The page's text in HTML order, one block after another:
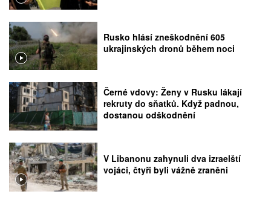
Rusko hlásí zneškodnění 605
ukrajinských dronů během noci
Černé vdovy: Ženy v Rusku lákají
rekruty do sňatků. Když padnou,
dostanou odškodnění
V Libanonu zahynuli dva izraelští
vojáci, čtyři byli vážně zraněni